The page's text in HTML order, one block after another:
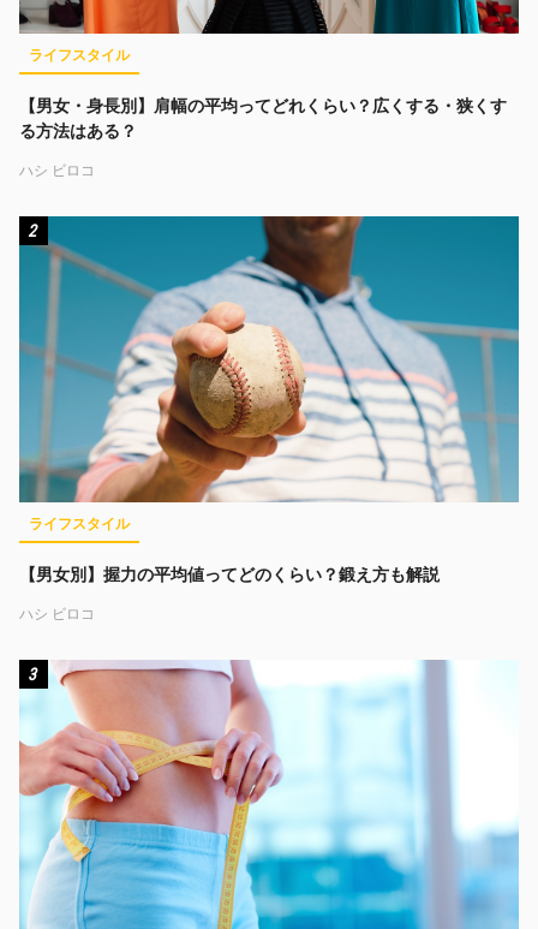
ライフスタイル
【男女・身長別】肩幅の平均ってどれくらい？広くする・狭くす
る方法はある？
ハシ ビロコ
2
ライフスタイル
【男女別】握力の平均値ってどのくらい？鍛え方も解説
ハシ ビロコ
3